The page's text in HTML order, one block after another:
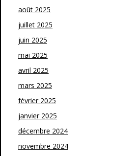
août 2025
juillet 2025
juin 2025
mai 2025
avril 2025
mars 2025
février 2025
janvier 2025
décembre 2024
novembre 2024